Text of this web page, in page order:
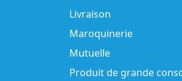
Livraison
Maroquinerie
Mutuelle
Produit de grande